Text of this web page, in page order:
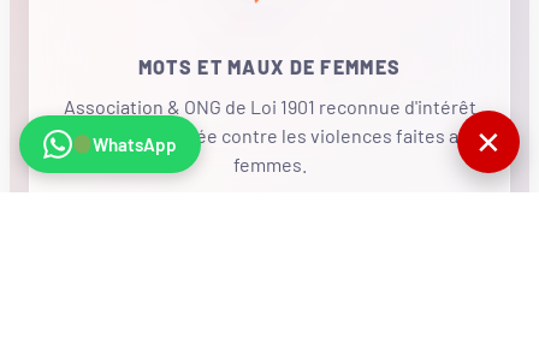
MOTS ET MAUX DE FEMMES
Association & ONG de Loi 1901 reconnue d'intérêt
général, mobilisée contre les violences faites aux
femmes.
WhatsApp ✕